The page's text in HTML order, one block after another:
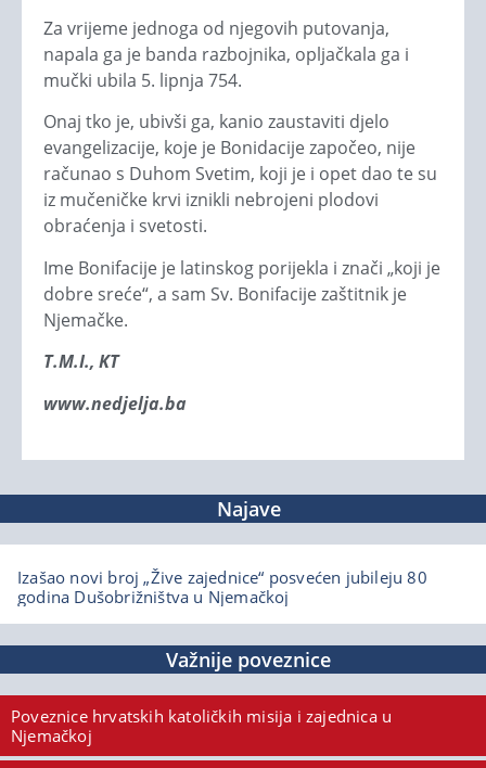
Za vrijeme jednoga od njegovih putovanja,
napala ga je banda razbojnika, opljačkala ga i
mučki ubila 5. lipnja 754.
Onaj tko je, ubivši ga, kanio zaustaviti djelo
evangelizacije, koje je Bonidacije započeo, nije
računao s Duhom Svetim, koji je i opet dao te su
iz mučeničke krvi iznikli nebrojeni plodovi
obraćenja i svetosti.
Ime Bonifacije je latinskog porijekla i znači „koji je
dobre sreće“, a sam Sv. Bonifacije zaštitnik je
Njemačke.
T.M.I., KT
www.nedjelja.ba
Najave
Izašao novi broj „Žive zajednice“ posvećen jubileju 80
godina Dušobrižništva u Njemačkoj
Važnije poveznice
Poveznice hrvatskih katoličkih misija i zajednica u
Njemačkoj